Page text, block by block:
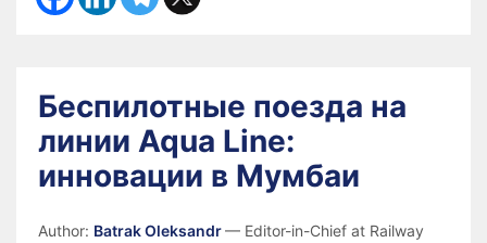
Беспилотные поезда на
линии Aqua Line:
инновации в Мумбаи
Author: Batrak Oleksandr— Editor-in-Chief at Railway